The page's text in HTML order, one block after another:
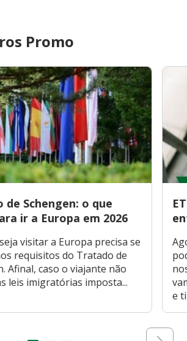
Promo
de Schengen: o que
ir a Europa em 2026
visitar a Europa precisa se
requisitos do Tratado de
Afinal, caso o viajante não
leis imigratórias imposta...
e